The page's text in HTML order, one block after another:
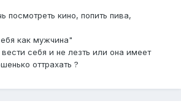
посмотреть кино, попить пива,
как мужчина"
себя и не лезть или она имеет
оттрахать ?